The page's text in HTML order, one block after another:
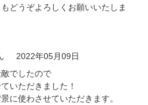
どうぞよろしくお願いいたしま
2022年05月09日
でしたので
いただきました！
に使わさせていただきます。